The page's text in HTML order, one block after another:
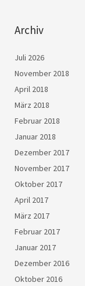
Archiv
Juli 2026
November 2018
April 2018
März 2018
Februar 2018
Januar 2018
Dezember 2017
November 2017
Oktober 2017
April 2017
März 2017
Februar 2017
Januar 2017
Dezember 2016
Oktober 2016